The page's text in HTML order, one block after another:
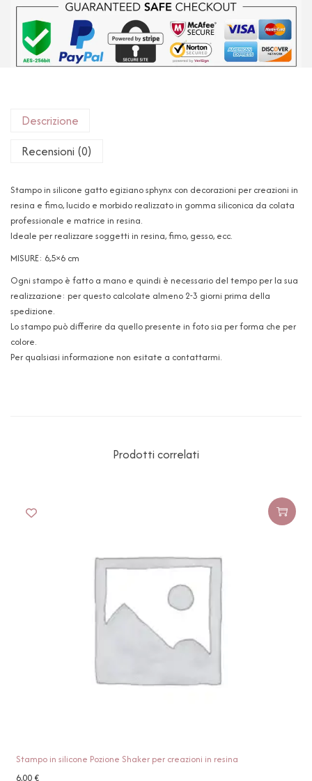
Descrizione
Recensioni (0)
Stampo in silicone gatto egiziano sphynx con decorazioni per creazioni in
resina e fimo, lucido e morbido realizzato in gomma siliconica da colata
professionale e matrice in resina.
Ideale per realizzare soggetti in resina, fimo, gesso, ecc.
MISURE: 6,5×6 cm
Ogni stampo è fatto a mano e quindi è necessario del tempo per la sua
realizzazione: per questo calcolate almeno 2-3 giorni prima della
spedizione.
Lo stampo può differire da quello presente in foto sia per forma che per
colore.
Per qualsiasi informazione non esitate a contattarmi.
Prodotti correlati
Stampo in silicone Pozione Shaker per creazioni in resina
6,00€